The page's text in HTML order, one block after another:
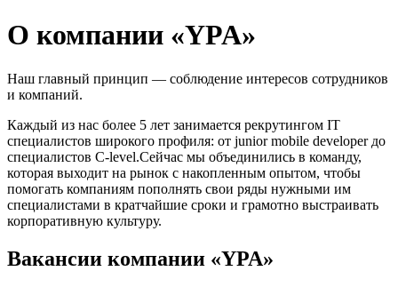
О компании «YPA»
Наш главный принцип — соблюдение интересов сотрудников
и компаний.
Каждый из нас более 5 лет занимается рекрутингом IT
специалистов широкого профиля: от junior mobile developer до
специалистов C-level.Сейчас мы объединились в команду,
которая выходит на рынок с накопленным опытом, чтобы
помогать компаниям пополнять свои ряды нужными им
специалистами в кратчайшие сроки и грамотно выстраивать
корпоративную культуру.
Вакансии компании «YPA»